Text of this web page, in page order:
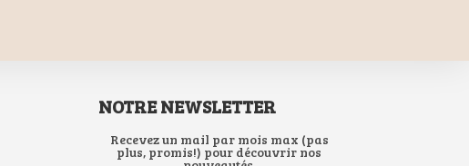
NOTRE NEWSLETTER
Recevez un mail par mois max (pas
plus, promis!) pour découvrir nos